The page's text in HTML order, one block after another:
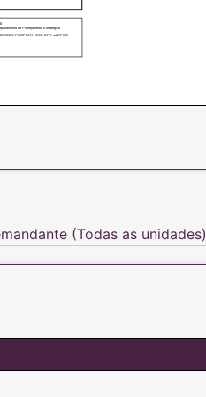
de Planejamento Estratégico
PROPLAN - CCF, DPE ou DPCO
(Todas as unidades)